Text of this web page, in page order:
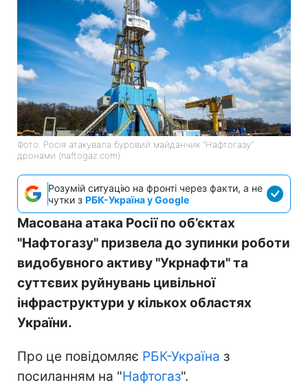
Фото: Росія атакувала буровий майданчик "Нафтогазу"
дронами (naftogaz.com)
Розумій ситуацію на фронті через факти, а не
чутки з РБК-Україна у Google
Масована атака Росії по об’єктах
"Нафтогазу" призвела до зупинки роботи
видобувного активу "Укрнафти" та
суттєвих руйнувань цивільної
інфраструктури у кількох областях
України.
Про це повідомляє РБК-Україна з
посиланням на "Нафтогаз".